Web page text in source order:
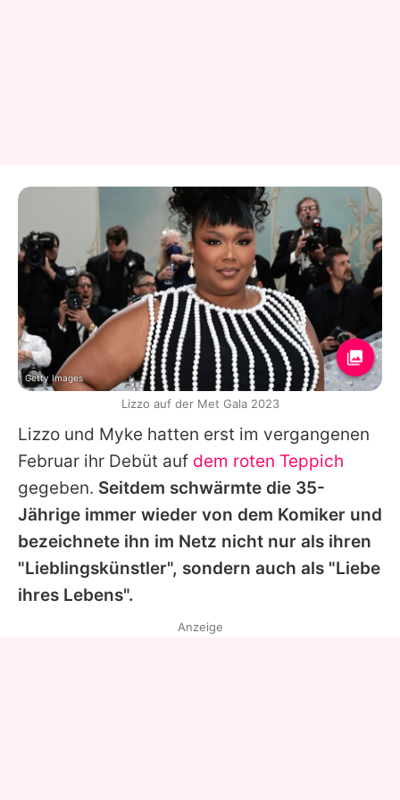
Lizzo und Myke hatten erst im vergangenen
Februar ihr Debüt auf dem roten Teppich
gegeben. Seitdem schwärmte die 35-
Jährige immer wieder von dem Komiker und
bezeichnete ihn im Netz nicht nur als ihren
"Lieblingskünstler", sondern auch als "Liebe
ihres Lebens".
Getty Images
Lizzo auf der Met Gala 2023
Anzeige